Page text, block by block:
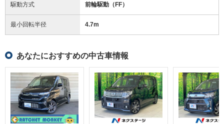
駆動方式 前輪駆動（FF）
最小回転半径 4.7m
あなたにおすすめの中古車情報